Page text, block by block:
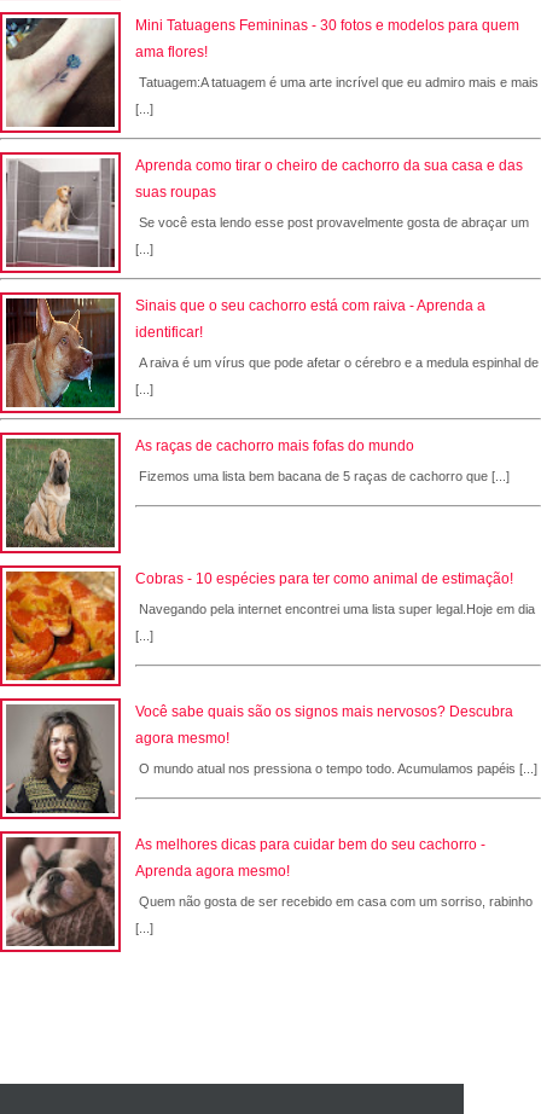
Mini Tatuagens Femininas - 30 fotos e modelos para quem
ama flores!
Tatuagem:A tatuagem é uma arte incrível que eu admiro mais e mais
[...]
Aprenda como tirar o cheiro de cachorro da sua casa e das
suas roupas
Se você esta lendo esse post provavelmente gosta de abraçar um
[...]
Sinais que o seu cachorro está com raiva - Aprenda a
identificar!
A raiva é um vírus que pode afetar o cérebro e a medula espinhal de
[...]
As raças de cachorro mais fofas do mundo
Fizemos uma lista bem bacana de 5 raças de cachorro que [...]
Cobras - 10 espécies para ter como animal de estimação!
Navegando pela internet encontrei uma lista super legal.Hoje em dia
[...]
Você sabe quais são os signos mais nervosos? Descubra
agora mesmo!
O mundo atual nos pressiona o tempo todo. Acumulamos papéis [...]
As melhores dicas para cuidar bem do seu cachorro -
Aprenda agora mesmo!
Quem não gosta de ser recebido em casa com um sorriso, rabinho
[...]